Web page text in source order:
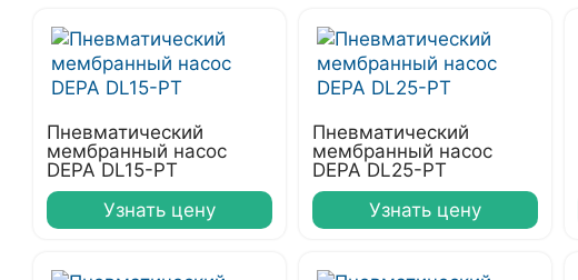
Пневматический
мембранный насос
DEPA DL15-PT
Узнать цену
Пневматический
мембранный насос
DEPA DL25-PT
Узнать цену